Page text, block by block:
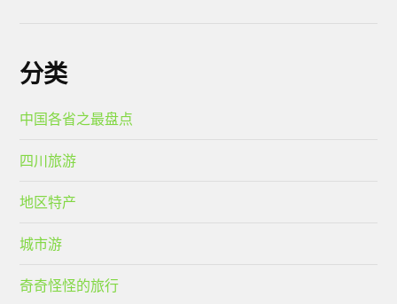
分类
中国各省之最盘点
四川旅游
地区特产
城市游
奇奇怪怪的旅行